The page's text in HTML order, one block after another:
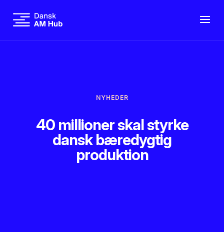
NYHEDER
40 millioner skal styrke
dansk bæredygtig
produktion